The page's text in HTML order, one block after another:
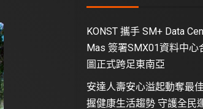
KONST 攜手 SM+ Data
Mas 簽署SMX01資料中心
圖正式跨足東南亞
安達人壽安心溢起動奪最
握健康生活趨勢 守護全民